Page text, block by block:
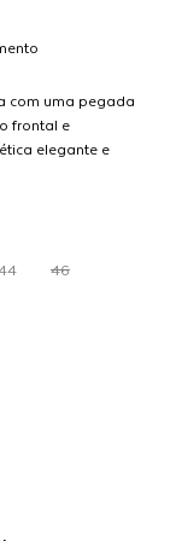
com uma pegada
frontal e
elegante e
46